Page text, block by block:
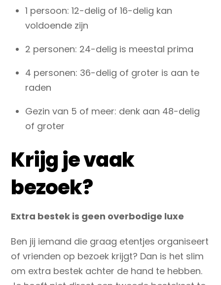
1 persoon: 12-delig of 16-delig kan
voldoende zijn
2 personen: 24-delig is meestal prima
4 personen: 36-delig of groter is aan te
raden
Gezin van 5 of meer: denk aan 48-delig
of groter
Krijg je vaak
bezoek?
Extra bestek is geen overbodige luxe
Ben jij iemand die graag etentjes organiseert
of vrienden op bezoek krijgt? Dan is het slim
om extra bestek achter de hand te hebben.